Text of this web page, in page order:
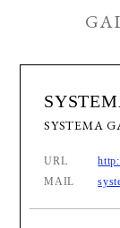
SYSTEMA
URL
MAIL